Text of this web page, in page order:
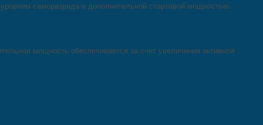
саморазряда и дополнительной стартовой мощностью.
мощность обеспечивается за счет увеличения активной